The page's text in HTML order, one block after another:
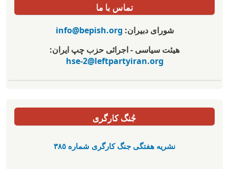
تماس با ما
شورای دبیران:info@bepish.org
هیئت سیاسی - اجرائی حزب چپ ایران:
hse-2@leftpartyiran.org
جُنگ کارگری
نشریە هفتگی جنگ کارگری شمارە ٣٨٥